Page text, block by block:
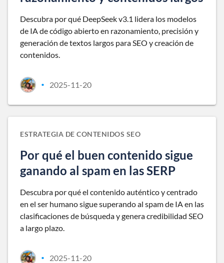
Descubra por qué DeepSeek v3.1 lidera los modelos
de IA de código abierto en razonamiento, precisión y
generación de textos largos para SEO y creación de
contenidos.
• 2025-11-20
ESTRATEGIA DE CONTENIDOS SEO
Por qué el buen contenido sigue
ganando al spam en las SERP
Descubra por qué el contenido auténtico y centrado
en el ser humano sigue superando al spam de IA en las
clasificaciones de búsqueda y genera credibilidad SEO
a largo plazo.
• 2025-11-20